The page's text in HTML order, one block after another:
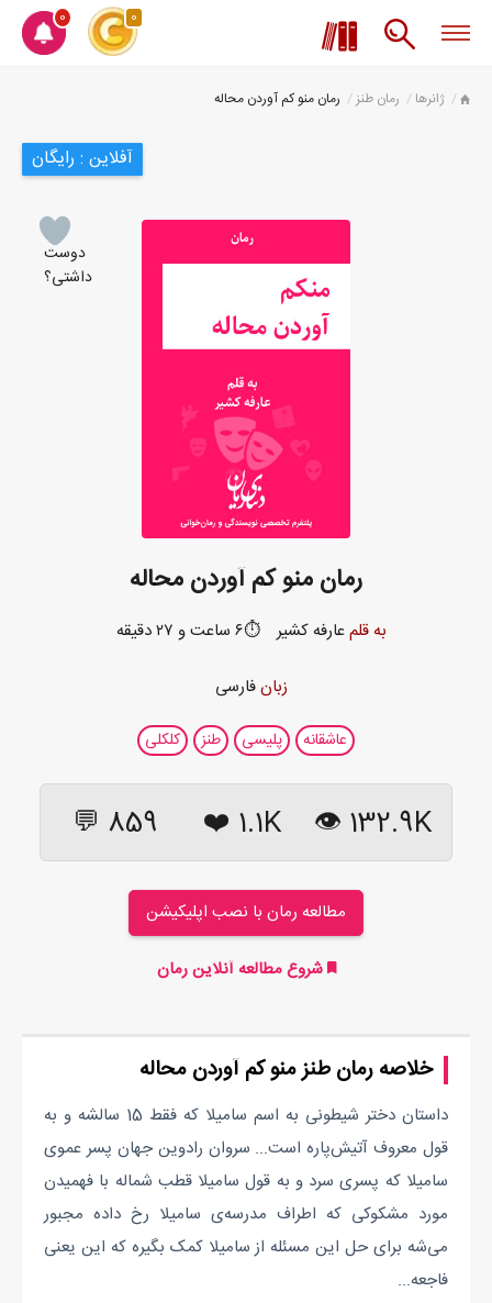
0 0
ژانرها رمان طنز رمان منو کم آوردن محاله
آفلاین : رایگان
دوست
داشتی؟
رمان منو کم آوردن محاله
به قلمعارفه کشیر ⏱️۶ ساعت و ۲۷ دقیقه
زبانفارسی
عاشقانه پلیسی طنز کلکلی
132.9K 👁
1.1K
❤️
859 💬
مطالعه رمان با نصب اپلیکیشن
شروع مطالعه آنلاین رمان
خلاصه رمان طنز منو کم آوردن محاله
داستان دختر شیطونی به اسم سامیلا که فقط 15 سالشه و به
قول معروف آتیش‌پاره است... سروان رادوین جهان پسر عموی
سامیلا که پسری سرد و به قول سامیلا قطب شماله با فهمیدن
مورد مشکوکی که اطراف مدرسه‌ی سامیلا رخ داده مجبور
می‌شه برای حل این مسئله از سامیلا کمک بگیره که این یعنی
فاجعه...